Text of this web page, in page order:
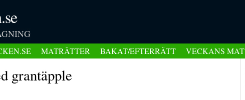
MATRÄTTER BAKAT/EFTERRÄTT VECKANS MAT
grantäpple